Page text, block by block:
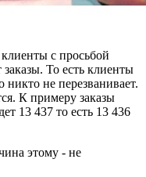
с просьбой
То есть клиенты
никто не перезванивает.
К примеру заказы
13 437 то есть 13 436
этому - не